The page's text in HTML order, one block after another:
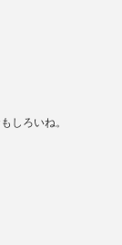
しろいね。